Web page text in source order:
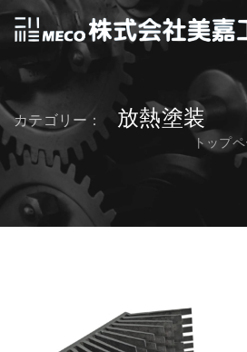
カテゴリー： 放熱塗装
トップ